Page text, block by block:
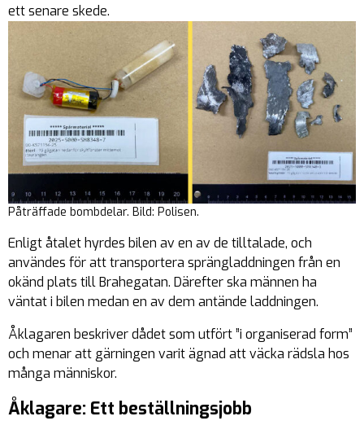
ett senare skede.
Påträffade bombdelar. Bild: Polisen.
Enligt åtalet hyrdes bilen av en av de tilltalade, och
användes för att transportera sprängladdningen från en
okänd plats till Brahegatan. Därefter ska männen ha
väntat i bilen medan en av dem antände laddningen.
Åklagaren beskriver dådet som utfört ”i organiserad form”
och menar att gärningen varit ägnad att väcka rädsla hos
många människor.
Åklagare: Ett beställningsjobb